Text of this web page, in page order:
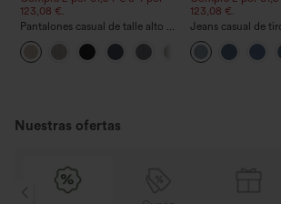
123,08 €.
Pantalones casual de talle alto y
pierna recta con tacto de lino y
bolsillos
123,08 €.
Jeans casual de
cordón y bolsillos
Nuestras ofertas